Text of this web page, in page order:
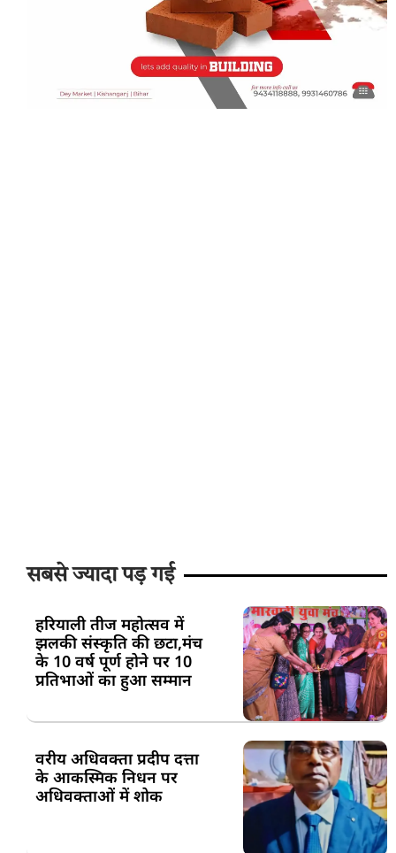
सबसे ज्यादा पड़ गई
हरियाली तीज महोत्सव में
झलकी संस्कृति की छटा,मंच
के 10 वर्ष पूर्ण होने पर 10
प्रतिभाओं का हुआ सम्मान
वरीय अधिवक्ता प्रदीप दत्ता
के आकस्मिक निधन पर
अधिवक्ताओं में शोक